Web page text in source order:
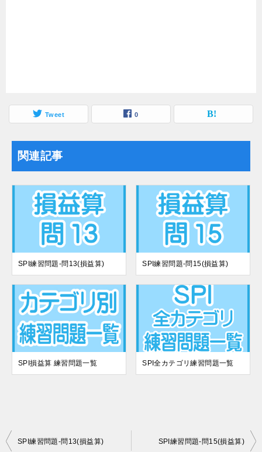
Tweet 0
関連記事
SPI練習問題-問13(損益算) SPI練習問題-問15(損益算)
SPI損益算 練習問題一覧 SPI全カテゴリ練習問題一覧
投
SPI練習問題-問13(損益算) SPI練習問題-問15(損益算)